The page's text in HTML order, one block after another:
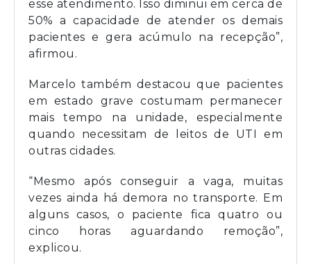
esse atendimento. Isso diminui em cerca de
50% a capacidade de atender os demais
pacientes e gera acúmulo na recepção”,
afirmou.
Marcelo também destacou que pacientes
em estado grave costumam permanecer
mais tempo na unidade, especialmente
quando necessitam de leitos de UTI em
outras cidades.
“Mesmo após conseguir a vaga, muitas
vezes ainda há demora no transporte. Em
alguns casos, o paciente fica quatro ou
cinco horas aguardando remoção”,
explicou.